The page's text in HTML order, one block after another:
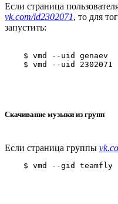
Если страница
vk.com/id2302071, то для
запустить:
    $ vmd --uid genaev
    $ vmd --uid 2302071
Скачивание музыки из групп
Если страница группы
    $ vmd --gid teamfly